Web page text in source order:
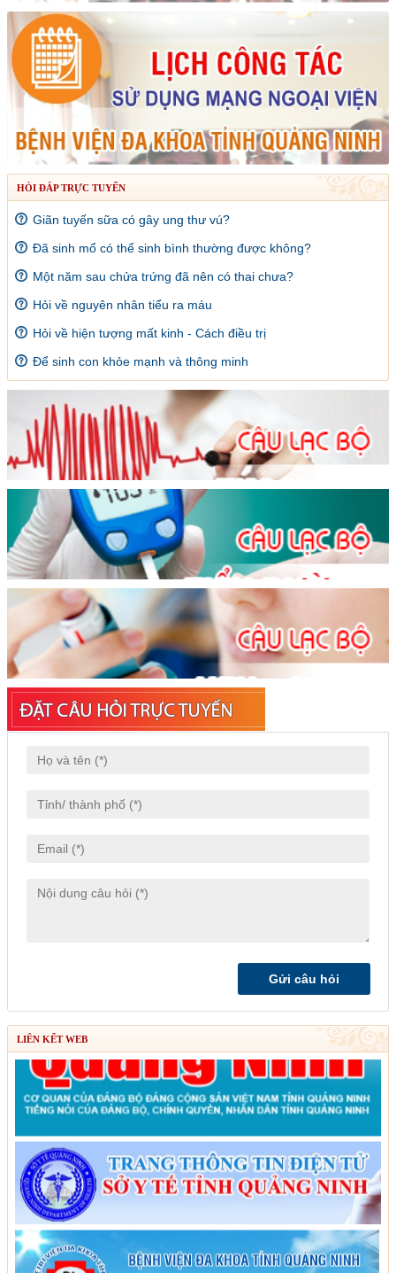
HỎI ĐÁP TRỰC TUYẾN
Giãn tuyến sữa có gây ung thư vú?
Đã sinh mổ có thể sinh bình thường được không?
Một năm sau chửa trứng đã nên có thai chưa?
Hỏi về nguyên nhân tiểu ra máu
Hỏi về hiện tượng mất kinh - Cách điều trị
Để sinh con khỏe mạnh và thông minh
LIÊN KẾT WEB